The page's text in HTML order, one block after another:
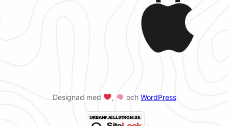
Designad med , och WordPress